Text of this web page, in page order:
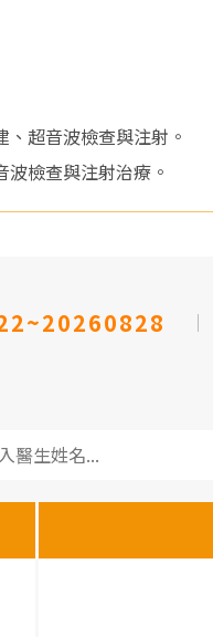
超音波檢查與注射。
檢查與注射治療。